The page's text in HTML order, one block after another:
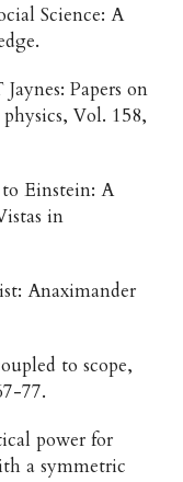
Science: A
Papers on
Vol. 158,
Einstein: A
in
Anaximander
to scope,
77.
power for
a symmetric